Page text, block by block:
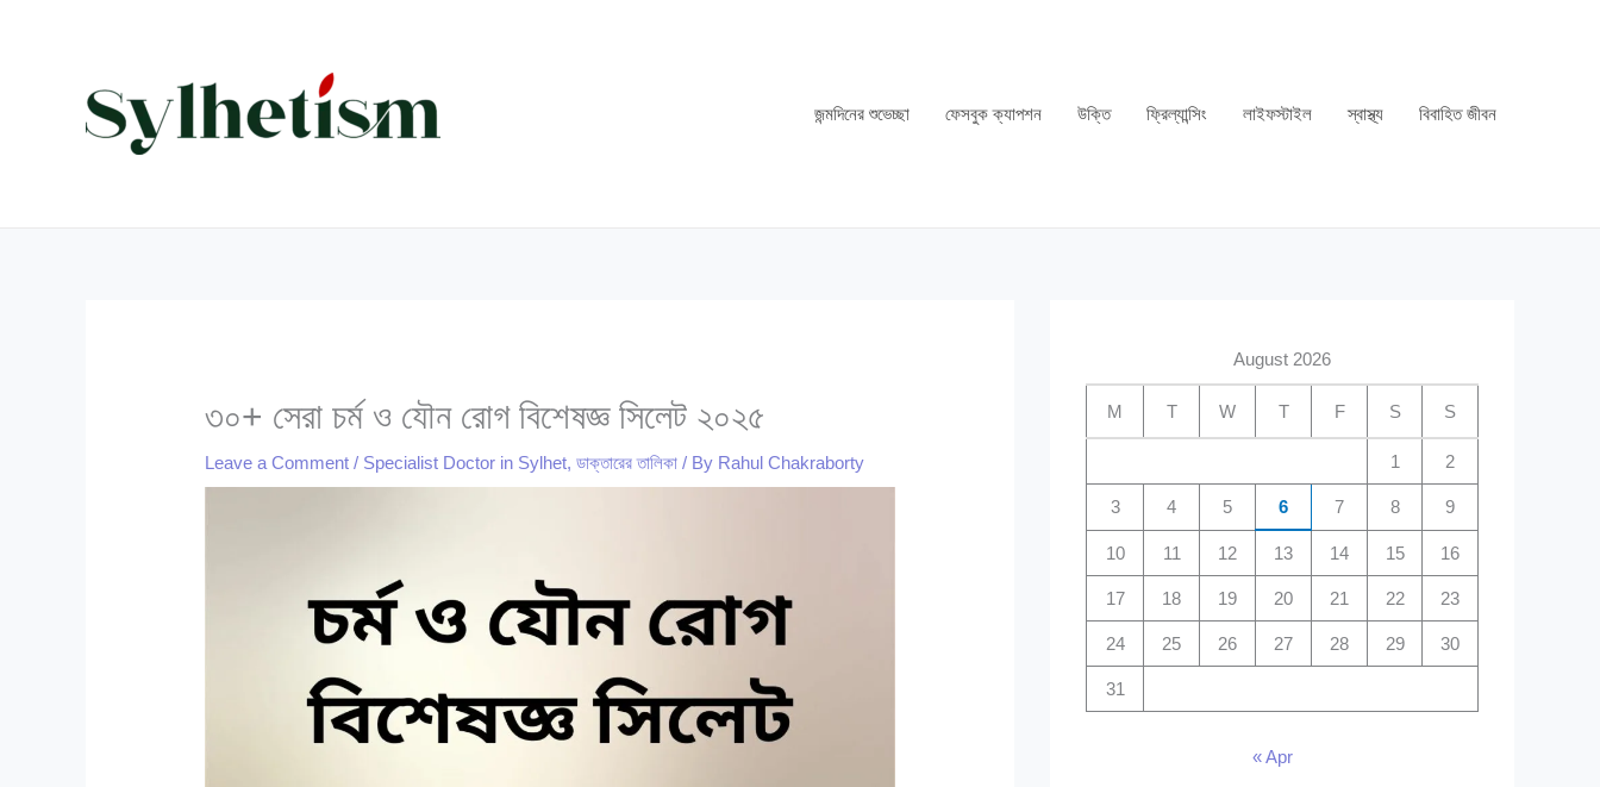
জন্মদিনের শুভেচ্ছা
ফেসবুক ক্যাপশন উক্তি ফ্রিল্যান্সিং লাইফস্টাইল স্বাস্থ্য বিবাহিত জীবন
৩০+ সেরা চর্ম ও যৌন রোগ বিশেষজ্ঞ সিলেট ২০২৫
Leave a Comment / Specialist Doctor in Sylhet,ডাক্তারের তালিকা / By Rahul Chakraborty
August 2026
M T W T F S S
1 2
3 4 5 6 7 8 9
10 11 12 13 14 15 16
17 18 19 20 21 22 23
24 25 26 27 28 29 30
31
« Apr